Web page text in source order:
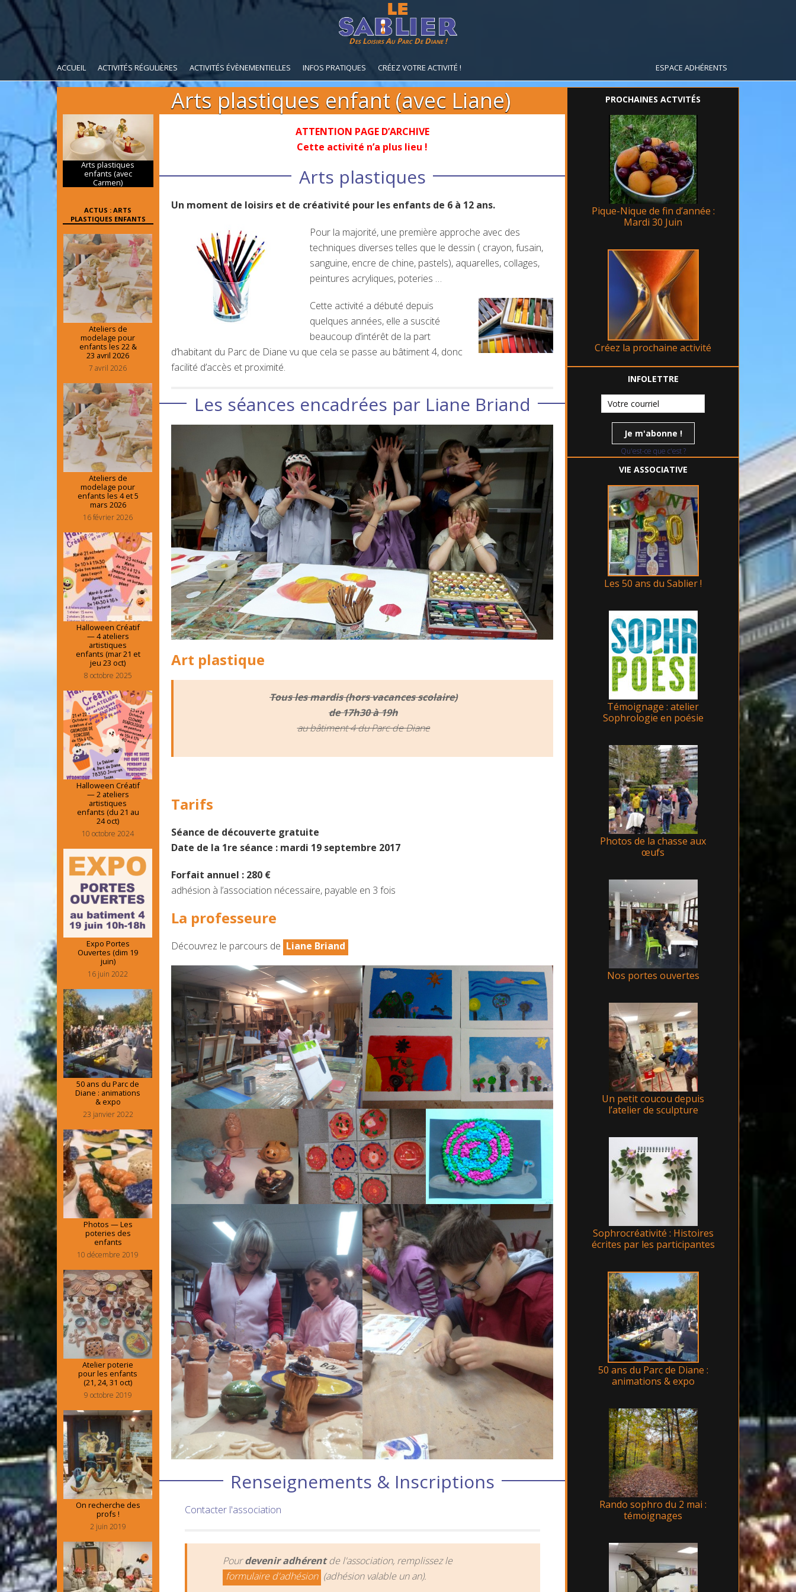
Des Loisirs Au Parc De Diane !
ACCUEIL ACTIVITÉS RÉGULIÈRES ACTIVITÉS ÉVÈNEMENTIELLES INFOS PRATIQUES CRÉEZ VOTRE ACTIVITÉ ! ESPACE ADHÉRENTS
Arts plastiques enfant (avec Liane)
ATTENTION PAGE D’ARCHIVE
Cette activité n’a plus lieu !
Arts plastiques
Un moment de loisirs et de créativité pour les enfants de 6 à 12 ans.
Pour la majorité, une première approche avec des
techniques diverses telles que le dessin ( crayon, fusain,
sanguine, encre de chine, pastels), aquarelles, collages,
peintures acryliques, poteries …
Cette activité a débuté depuis
quelques années, elle a suscité
beaucoup d’intérêt de la part
d’habitant du Parc de Diane vu que cela se passe au bâtiment 4, donc
facilité d’accès et proximité.
Les séances encadrées par Liane Briand
Art plastique
Tous les mardis (hors vacances scolaire)
de 17h30 à 19h
au bâtiment 4 du Parc de Diane
Tarifs
Séance de découverte gratuite
Date de la 1re séance : mardi 19 septembre 2017
Forfait annuel : 280 €
adhésion à l’association nécessaire, payable en 3 fois
La professeure
Découvrez le parcours de Liane Briand
Renseignements & Inscriptions
Contacter l'association
Pourdevenir adhérentde l'association, remplissez le
formulaire d'adhésion (adhésion valable un an).
PROCHAINES ACTVITÉS
Pique-Nique de fin d’année :
Mardi 30 Juin
Créez la prochaine activité
INFOLETTRE
Qu'est-ce que c'est ?
VIE ASSOCIATIVE
Les 50 ans du Sablier !
Témoignage : atelier
Sophrologie en poésie
Photos de la chasse aux
œufs
Nos portes ouvertes
Un petit coucou depuis
l’atelier de sculpture
Sophrocréativité : Histoires
écrites par les participantes
50 ans du Parc de Diane :
animations & expo
Rando sophro du 2 mai :
témoignages
Arts plastiques
enfants (avec
Carmen)
ACTUS : ARTS
PLASTIQUES ENFANTS
Ateliers de
modelage pour
enfants les 22 &
23 avril 2026
7 avril 2026
Ateliers de
modelage pour
enfants les 4 et 5
mars 2026
16 février 2026
Halloween Créatif
— 4 ateliers
artistiques
enfants (mar 21 et
jeu 23 oct)
8 octobre 2025
Halloween Créatif
— 2 ateliers
artistiques
enfants (du 21 au
24 oct)
10 octobre 2024
Expo Portes
Ouvertes (dim 19
juin)
16 juin 2022
50 ans du Parc de
Diane : animations
& expo
23 janvier 2022
Photos — Les
poteries des
enfants
10 décembre 2019
Atelier poterie
pour les enfants
(21, 24, 31 oct)
9 octobre 2019
On recherche des
profs !
2 juin 2019